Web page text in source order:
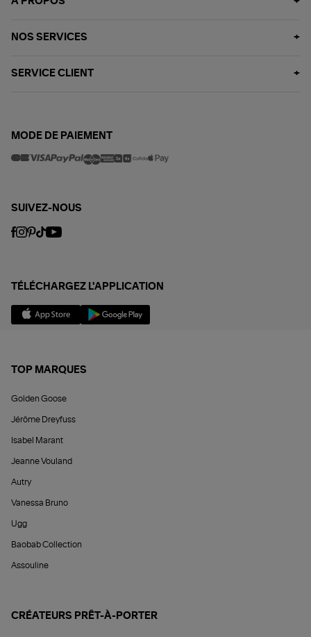
NOS SERVICES
SERVICE CLIENT
MODE DE PAIEMENT
SUIVEZ-NOUS
TÉLÉCHARGEZ L'APPLICATION
TOP MARQUES
Golden Goose
Jérôme Dreyfuss
Isabel Marant
Jeanne Vouland
Autry
Vanessa Bruno
Ugg
Baobab Collection
Assouline
CRÉATEURS PRÊT-À-PORTER